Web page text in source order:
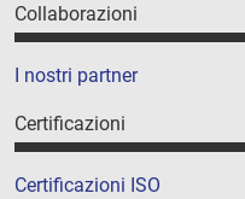
Collaborazioni
I nostri partner
Certificazioni
Certificazioni ISO